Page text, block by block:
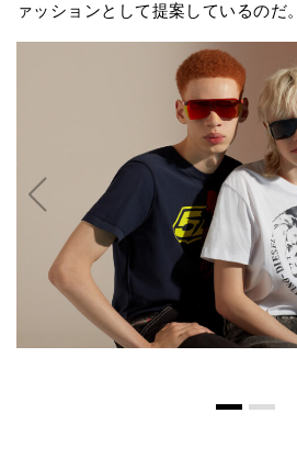
ァッションとして提案しているのだ。